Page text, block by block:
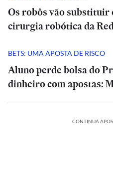
Os robôs vão substituir
cirurgia robótica da
BETS: UMA APOSTA DE RISCO
Aluno perde bolsa do
dinheiro com apostas:
CONTINUA